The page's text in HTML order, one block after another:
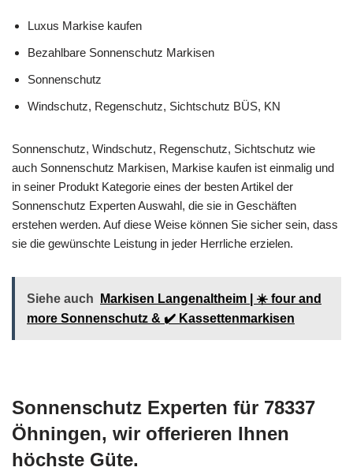
Luxus Markise kaufen
Bezahlbare Sonnenschutz Markisen
Sonnenschutz
Windschutz, Regenschutz, Sichtschutz BÜS, KN
Sonnenschutz, Windschutz, Regenschutz, Sichtschutz wie
auch Sonnenschutz Markisen, Markise kaufen ist einmalig und
in seiner Produkt Kategorie eines der besten Artikel der
Sonnenschutz Experten Auswahl, die sie in Geschäften
erstehen werden. Auf diese Weise können Sie sicher sein, dass
sie die gewünschte Leistung in jeder Herrliche erzielen.
Siehe auch
Markisen Langenaltheim | ☀️ four and
more Sonnenschutz & ✔️ Kassettenmarkisen
Sonnenschutz Experten für 78337
Öhningen, wir offerieren Ihnen
höchste Güte.